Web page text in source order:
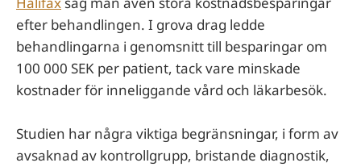
efter behandlingen. I grova drag ledde
behandlingarna i genomsnitt till besparingar om
100 000 SEK per patient, tack vare minskade
kostnader för inneliggande vård och läkarbesök.
Studien har några viktiga begränsningar, i form av
avsaknad av kontrollgrupp, bristande diagnostik,